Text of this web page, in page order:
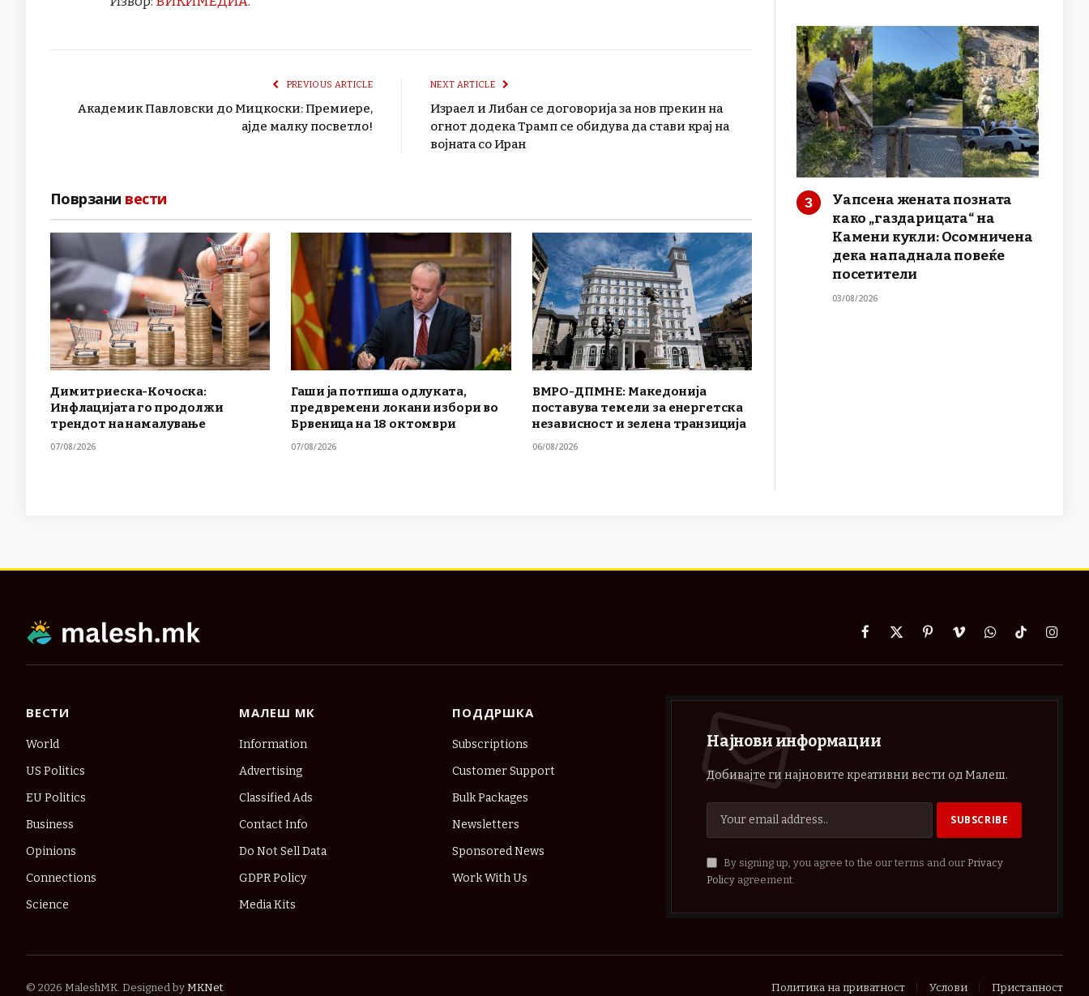
PREVIOUS ARTICLE
Академик Павловски до Мицкоски: Премиере,
ајде малку посветло!
NEXT ARTICLE
Израел и Либан се договорија за нов прекин на
огнот додека Трамп се обидува да стави крај на
војната со Иран
Поврзани вести
Димитриеска-Кочоска:
Инфлацијата го продолжи
трендот на намалување
07/08/2026
Гаши ја потпиша одлуката,
предвремени локани избори во
Брвеница на 18 октомври
07/08/2026
ВМРО-ДПМНЕ: Македонија
поставува темели за енергетска
независност и зелена транзиција
06/08/2026
Уапсена жената позната
како „газдарицата“ на
Камени кукли: Осомничена
дека нападнала повеќе
посетители
03/08/2026
Facebook
X
PinterestVimeoWhatsApp
TikTok
ВЕСТИ
World
US Politics
EU Politics
Business
Opinions
Connections
Science
МАЛЕШ МК
Information
Advertising
Classified Ads
Contact Info
Do Not Sell Data
GDPR Policy
Media Kits
ПОДДРШКА
Subscriptions
Customer Support
Bulk Packages
Newsletters
Sponsored News
Work With Us
Најнови информации
Добивајте ги најновите креативни вести од Малеш.
By signing up, you agree to the our terms and our Privacy
Policy agreement.
© 2026 MaleshMK. Designed by MKNet Политика на приватност Услови Пристапност